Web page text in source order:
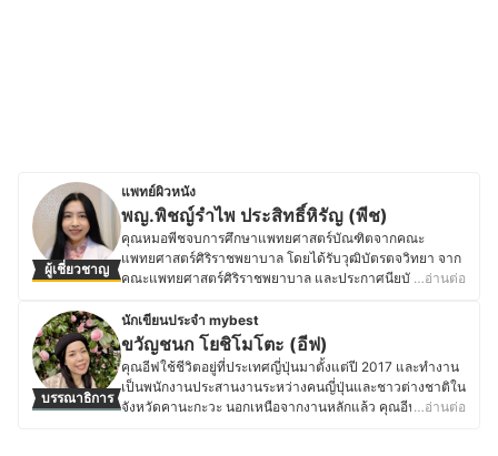
ผู้เชี่ยวชาญ
แพทย์ผิวหนัง
พญ.พิชญ์รำไพ ประสิทธิ์หิรัญ (พีช)
คุณหมอพีชจบการศึกษาแพทยศาสตร์บัณฑิตจากคณะ
แพทยศาสตร์ศิริราชพยาบาล โดยได้รับวุฒิบัตรตจวิทยา จาก
คณะแพทยศาสตร์ศิริราชพยาบาล และประกาศนียบัตรตจ
รวมไปถึงวุฒิบัตรเวชศาสตร์ชะลอวัย American Board of
Antiaging (A4M) นอกจากนี้ ยังได้การรับรองเป็นแพทย์ผู้
เชี่ยวชาญด้านการใช้เครื่องเลเซอร์ เครื่องยกกระชับด้วยคลื่น
อัลตราซาวด์ คลื่นวิทยุ การฉีดโบทูลินุ่มท็อกซินลดริ้วรอย และ
สารเติมเต็มต่าง ๆ ที่ผ่านการรับรองของ FDA อีกด้วย ปัจจุบัน
คุณหมอพีชทำงานในโรงพยาบาลรัฐบาลและเอกชน โดยคอย
…อ่านต่อ
บรรณาธิการ
นักเขียนประจำ mybest
ขวัญชนก โยชิโมโตะ (อีฟ)
คุณอีฟใช้ชีวิตอยู่ที่ประเทศญี่ปุ่นมาตั้งแต่ปี 2017 และทำงาน
เป็นพนักงานประสานงานระหว่างคนญี่ปุ่นและชาวต่างชาติใน
จังหวัดคานะกะวะ นอกเหนือจากงานหลักแล้ว คุณอีฟยัง…อ่านต่อ